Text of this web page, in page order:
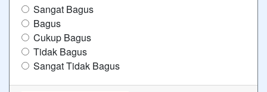
Sangat Bagus
Bagus
Cukup Bagus
Tidak Bagus
Sangat Tidak Bagus